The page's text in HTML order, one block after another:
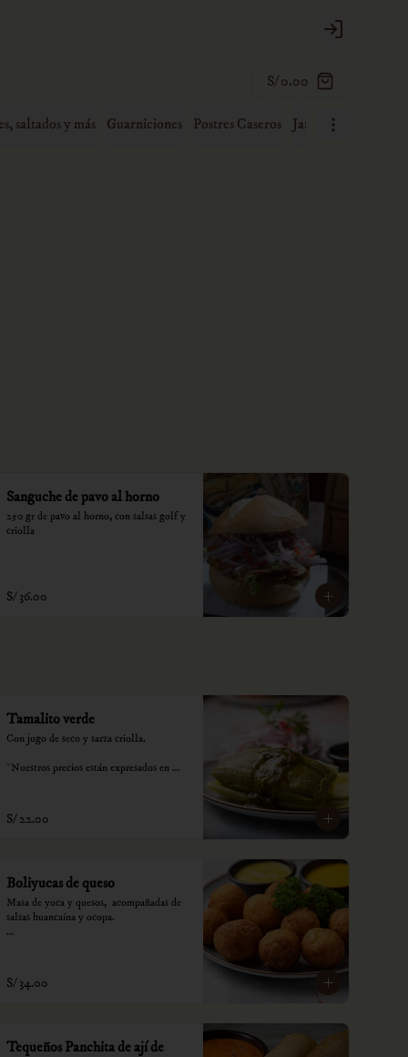
Login
S/ 0.00
saltados y más Guarniciones Postres Caseros Jaranas familiares
Sanguche de pavo al horno
250 gr de pavo al horno, con salsas golf y
criolla
S/ 36.00
Tamalito verde
Con jugo de seco y sarza criolla.
*Nuestros precios están expresados en
S/ 22.00
Boliyucas de queso
Masa de yuca y quesos,  acompañadas de
salsas huancaína y ocopa.
recargo al consumo.
S/ 34.00
Tequeños Panchita de ají de